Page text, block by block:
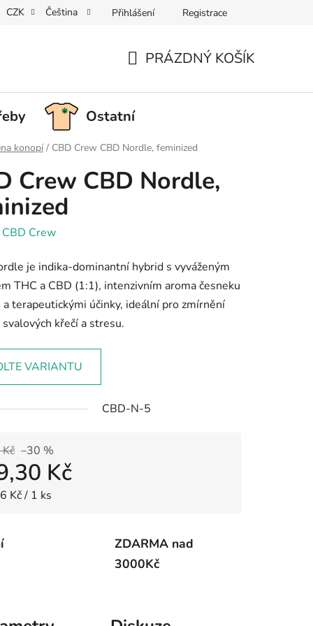
CZK Čeština Přihlášení Registrace
KOŠÍK
PRÁZDNÝ KOŠÍK
Ostatní
konopí / CBD Crew CBD Nordle, feminized
Crew CBD Nordle,
CBD Crew
je indika-dominantní hybrid s vyváženým
THC a CBD (1:1), intenzivním aroma česneku
a terapeutickými účinky, ideální pro zmírnění
křečí a stresu.
VARIANTU
CBD-N-5
–30 %
Kč
Kč / 1 ks
ZDARMA nad
3000Kč